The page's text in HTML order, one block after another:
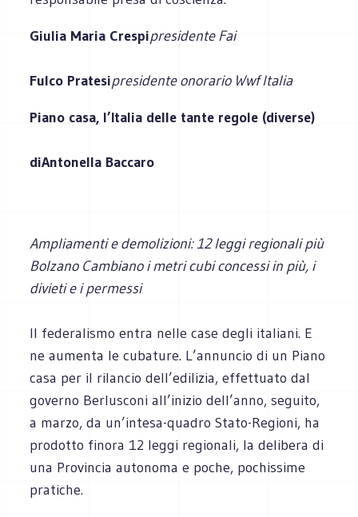
Giulia Maria Crespipresidente Fai
Fulco Pratesipresidente onorario Wwf Italia
Piano casa, l’Italia delle tante regole (diverse)
diAntonella Baccaro
Ampliamenti e demolizioni: 12 leggi regionali più
Bolzano Cambiano i metri cubi concessi in più, i
divieti e i permessi
Il federalismo entra nelle case degli italiani. E
ne aumenta le cubature. L’annuncio di un Piano
casa per il rilancio dell’edilizia, effettuato dal
governo Berlusconi all’inizio dell’anno, seguito,
a marzo, da un’intesa-quadro Stato-Regioni, ha
prodotto finora 12 leggi regionali, la delibera di
una Provincia autonoma e poche, pochissime
pratiche.